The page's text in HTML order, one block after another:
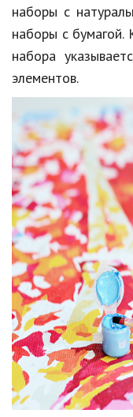
наборы с
наборы с бумагой.
набора
элементов.